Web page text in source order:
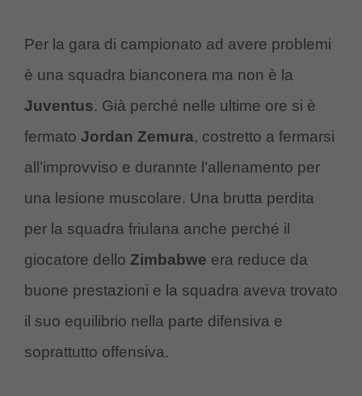
Per la gara di campionato ad avere problemi
è una squadra bianconera ma non è la
Juventus. Già perché nelle ultime ore si è
fermato Jordan Zemura, costretto a fermarsi
all’improvviso e durannte l’allenamento per
una lesione muscolare. Una brutta perdita
per la squadra friulana anche perché il
giocatore dello Zimbabwe era reduce da
buone prestazioni e la squadra aveva trovato
il suo equilibrio nella parte difensiva e
soprattutto offensiva.